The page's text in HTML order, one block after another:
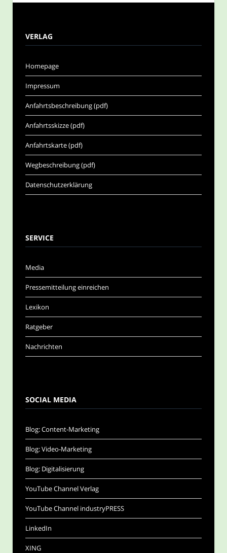
VERLAG
Homepage
Impressum
Anfahrtsbeschreibung (pdf)
Anfahrtsskizze (pdf)
Anfahrtskarte (pdf)
Wegbeschreibung (pdf)
Datenschutzerklärung
SERVICE
Media
Pressemitteilung einreichen
Lexikon
Ratgeber
Nachrichten
SOCIAL MEDIA
Blog: Content-Marketing
Blog: Video-Marketing
Blog: Digitalisierung
YouTube Channel Verlag
YouTube Channel industryPRESS
LinkedIn
XING